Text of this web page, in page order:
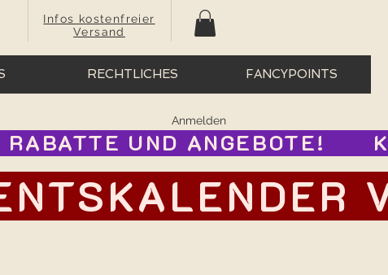
Infos kostenfreier
Versand
RECHTLICHES FANCYPOINTS
Anmelden
RABATTE UND ANGEBOTE!